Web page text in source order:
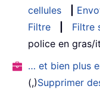
cellules
Filtre
Filtre
police en gras/
… et bien plus
(,)Supprimer